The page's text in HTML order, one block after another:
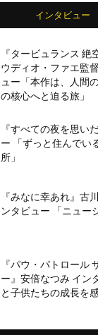
インタビュー
『タービュランス 絶
ウディオ・ファエ監
ュー「本作は、人間
の核心へと迫る旅」
『すべての夜を思い
ー 「ずっと住んでい
所」
『みなに幸あれ』古
ンタビュー 「ニュー
『パウ・パトロール
ー』安倍なつみ イン
と子供たちの成長を